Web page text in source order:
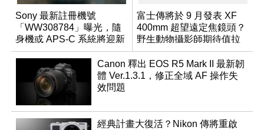
Sony 最新註冊機號
「WW308784」曝光，隨
身機或 APS-C 系統將迎新
成員？
富士傳將於 9 月發表 XF
400mm 超望遠定焦鏡頭？
野生動物攝影師期待值拉
滿
Canon 釋出 EOS R5 Mark II 最新韌
體 Ver.1.3.1，修正全域 AF 操作失
效問題
經典計畫大復活？Nikon 傳將重啟